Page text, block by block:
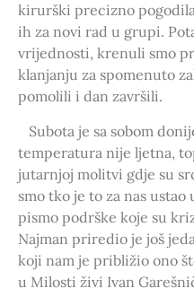
kirurški precizno
ih za novi rad u grupi.
vrijednosti, krenuli smo
klanjanju za spomenuto
pomolili i dan završili.
Subota je sa sobom
temperatura nije ljetna,
jutarnjoj molitvi gdje su
smo tko je to za nas
pismo podrške koje su
Najman priredio je još
koji nam je približio ono
u Milosti živi Ivan